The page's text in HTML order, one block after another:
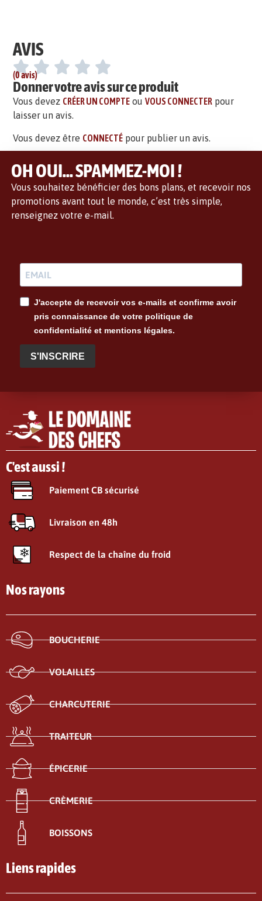
AVIS
(0 avis)
Donner votre avis sur ce produit
Vous devez CRÉER UN COMPTE ouVOUS CONNECTER pour
laisser un avis.
Vous devez être CONNECTÉ pour publier un avis.
OH OUI... SPAMMEZ-MOI !
Vous souhaitez bénéficier des bons plans, et recevoir nos
promotions avant tout le monde, c’est très simple,
renseignez votre e-mail.
J'accepte de recevoir vos e-mails et confirme avoir
pris connaissance de votre politique de
confidentialité et mentions légales.
S'INSCRIRE
C'est aussi !
Paiement CB sécurisé
Livraison en 48h
Respect de la chaîne du froid
Nos rayons
BOUCHERIE
VOLAILLES
CHARCUTERIE
TRAITEUR
ÉPICERIE
CRÈMERIE
BOISSONS
Liens rapides